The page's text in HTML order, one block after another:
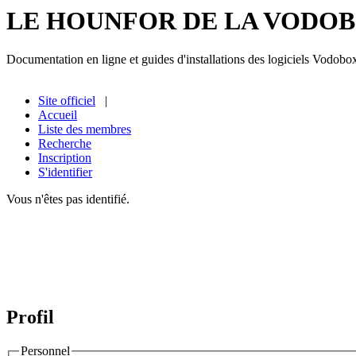
LE HOUNFOR DE LA
Documentation en ligne et guides d'installations des logiciels
Site officiel |
Accueil
Liste des membres
Recherche
Inscription
S'identifier
Vous n'êtes pas identifié.
Profil
Personnel